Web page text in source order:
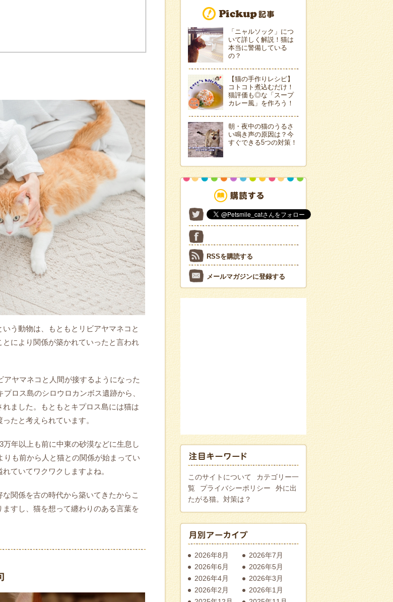
う動物は、もともとリビアヤマネコと
により関係が築かれていったと言われ
ヤマネコと人間が接するようになった
ロス島のシロウロカンボス遺跡から、
ました。もともとキプロス島には猫は
たと考えられています。
年以上も前に中東の砂漠などに生息し
も前から人と猫との関係が始まってい
ていてワクワクしますよね。
関係を古の時代から築いてきたからこ
すし、猫を想って纏わりのある言葉を
「ニャルソック」につ
いて詳しく解説！猫は
本当に警備している
の？
【猫の手作りレシピ】
コトコト煮込むだけ！
猫評価も◎な「スープ
カレー風」を作ろう！
朝・夜中の猫のうるさ
い鳴き声の原因は？今
すぐできる5つの対策！
RSSを購読する
メールマガジンに登録する
このサイトについて
カテゴリー一
覧
プライバシーポリシー
外に出
たがる猫。対策は？
2026年8月
2026年7月
2026年6月
2026年5月
2026年4月
2026年3月
2026年2月
2026年1月